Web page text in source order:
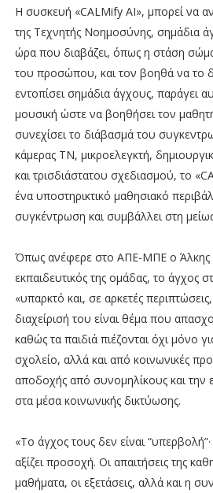
Η συσκευή «CALMify AI», μπορεί να
της Τεχνητής Νοημοσύνης, σημάδια
ώρα που διαβάζει, όπως η στάση
του προσώπου, και τον βοηθά να το
εντοπίσει σημάδια άγχους, παράγει
μουσική ώστε να βοηθήσει τον
συνεχίσει το διάβασμά του
κάμερας ΤΝ, μικροελεγκτή,
και τρισδιάστατου σχεδιασμού, το
ένα υποστηρικτικό μαθησιακό
συγκέντρωση και συμβάλλει στη
Όπως ανέφερε στο ΑΠΕ-ΜΠΕ ο Άλκης
εκπαιδευτικός της ομάδας, το άγχος
«υπαρκτό και, σε αρκετές
διαχείρισή του είναι θέμα που
καθώς τα παιδιά πιέζονται όχι μόνο
σχολείο, αλλά και από κοινωνικές
αποδοχής από συνομηλίκους και την
στα μέσα κοινωνικής δικτύωσης.
«Το άγχος τους δεν είναι “υπερβολή”·
αξίζει προσοχή. Οι απαιτήσεις της
μαθήματα, οι εξετάσεις, αλλά και η